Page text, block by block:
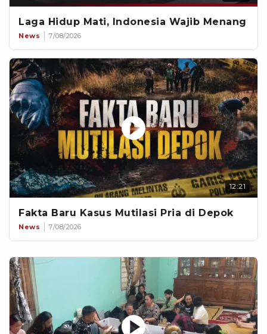
Laga Hidup Mati, Indonesia Wajib Menang
News 7/08/2026
12:21
Fakta Baru Kasus Mutilasi Pria di Depok
News 7/08/2026